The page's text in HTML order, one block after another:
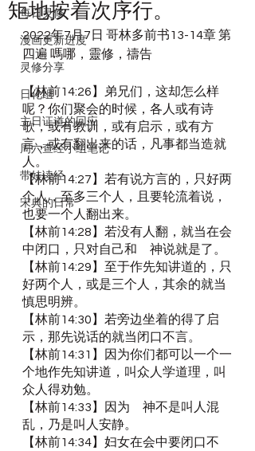
每日灵修
漫画更新进度
灵修分享
日化组
主日证道的回应
周六查经小组笔记
带娃读经
宋典的日常
矩地按着次序行。
2022年7月7日 哥林多前书13-14章 第
四遍 嗎哪，靈修，禱告
【林前14:26】弟兄们，这却怎么样
呢？你们聚会的时候，各人或有诗
歌，或有教训，或有启示，或有方
言，或有翻出来的话，凡事都当造就
人。
【林前14:27】若有说方言的，只好两
个人，至多三个人，且要轮流着说，
也要一个人翻出来。
【林前14:28】若没有人翻，就当在会
中闭口，只对自己和　神说就是了。
【林前14:29】至于作先知讲道的，只
好两个人，或是三个人，其余的就当
慎思明辨。
【林前14:30】若旁边坐着的得了启
示，那先说话的就当闭口不言。
【林前14:31】因为你们都可以一个一
个地作先知讲道，叫众人学道理，叫
众人得劝勉。
【林前14:33】因为　神不是叫人混
乱，乃是叫人安静。
【林前14:34】妇女在会中要闭口不